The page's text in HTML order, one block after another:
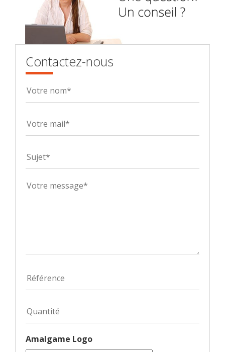
Contactez-nous
Amalgame Logo